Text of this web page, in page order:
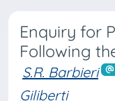
Enquiry for
Following
S.R. Barbieri
Giliberti